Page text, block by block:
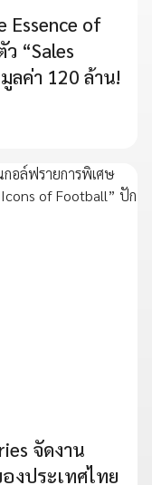
Essence of
“Sales
ลค่า 120 ล้าน!
จัดงาน
งประเทศไทย